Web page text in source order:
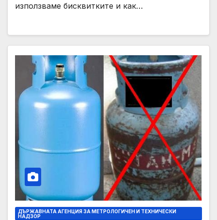
използваме бисквитките и как…
ДЪРЖАВНАТА АГЕНЦИЯ ЗА МЕТРОЛОГИЧЕН И ТЕХНИЧЕСКИ
НАДЗОР